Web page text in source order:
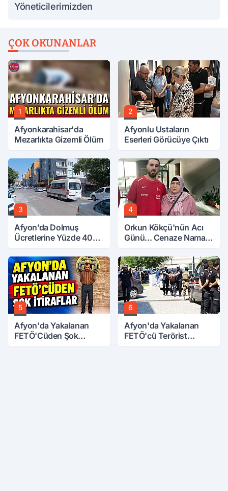
Yöneticilerimizden
ÇOK OKUNANLAR
1
Afyonkarahisar'da
Mezarlıkta Gizemli Ölüm
2
Afyonlu Ustaların
Eserleri Görücüye Çıktı
3
Afyon’da Dolmuş
Ücretlerine Yüzde 40
4
Orkun Kökçü'nün Acı
Günü... Cenaze Namazı
5
Afyon'da Yakalanan
FETÖ'Cüden Şok
6
Afyon'da Yakalanan
FETÖ'cü Terörist